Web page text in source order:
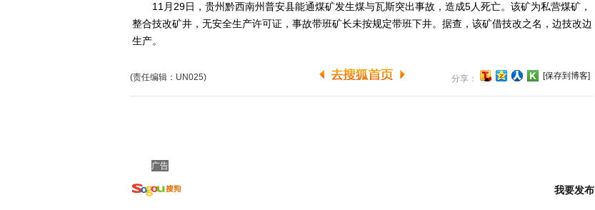
11月29日，贵州黔西南州普安县能通煤矿发生煤与瓦斯突出事故，造成5人死亡。该矿为私营煤矿，
整合技改矿井，无安全生产许可证，事故带班矿长未按规定带班下井。据查，该矿借技改之名，边技改边
生产。
(责任编辑：UN025) 分享： [保存到博客]
广告
我要发布